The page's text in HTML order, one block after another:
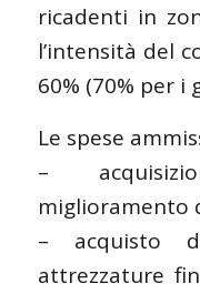
ricadenti in
l’intensità del
60% (70% per i
Le spese
–
miglioramento
– acquisto
attrezzature